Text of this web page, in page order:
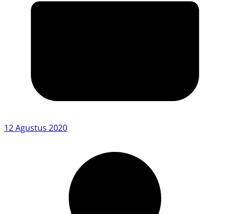
12 Agustus 2020